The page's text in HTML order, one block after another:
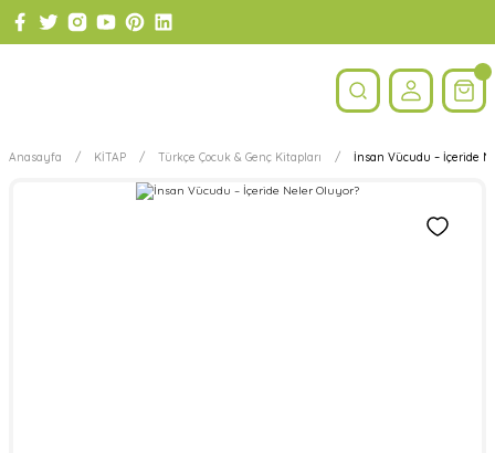
Anasayfa KİTAP Türkçe Çocuk & Genç Kitapları İnsan Vücudu – İçeride